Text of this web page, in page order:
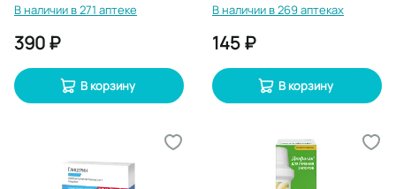
В наличии в 271 аптеке
390 ₽
В корзину
В наличии в 269 аптеках
145 ₽
В корзину